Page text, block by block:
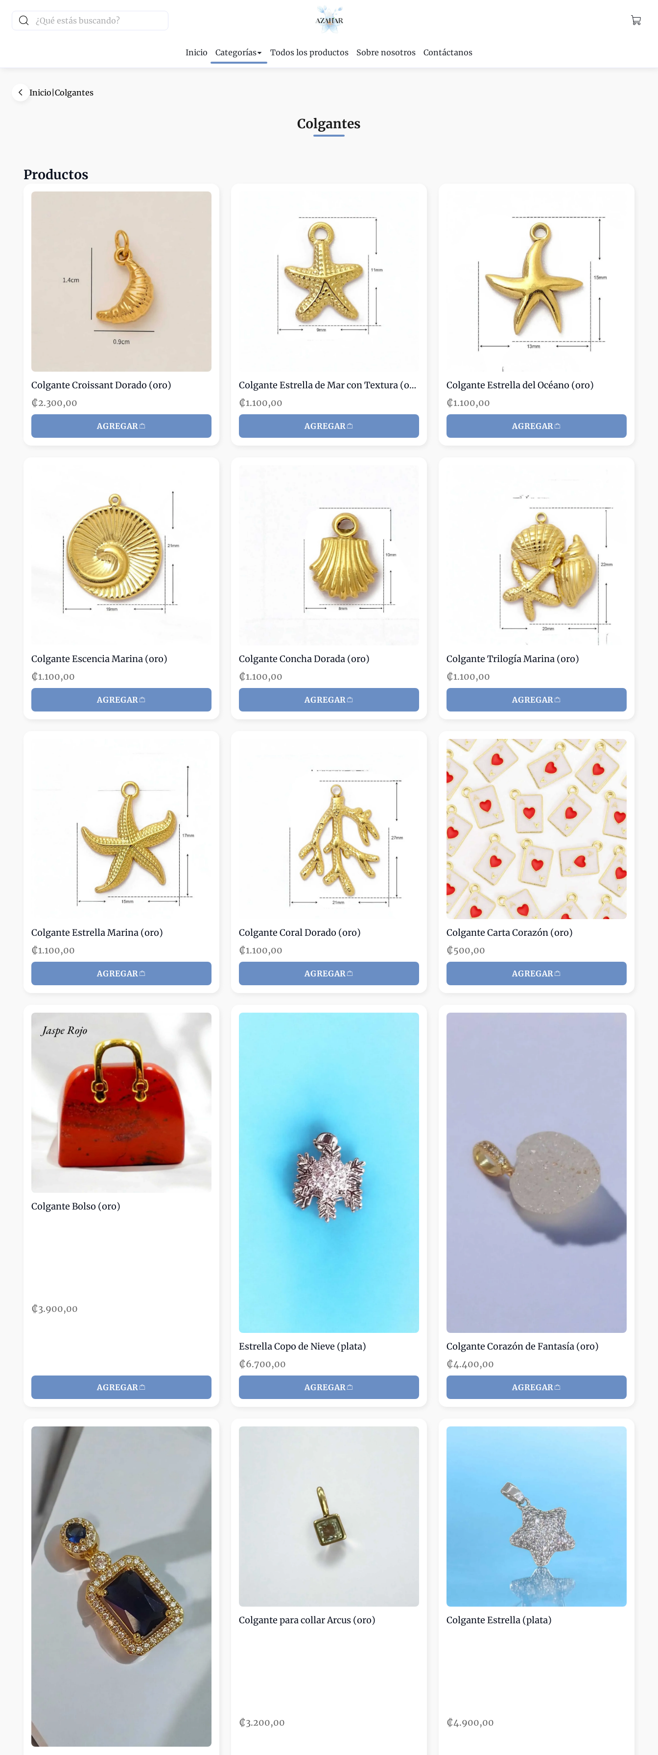
Inicio Categorías Todos los productos Sobre nosotros Contáctanos
Inicio Colgantes
Colgantes
Productos
Colgante Croissant Dorado (oro)
₡2.300,00
AGREGAR
Colgante Estrella de Mar con Textura (oro)
₡1.100,00
AGREGAR
Colgante Estrella del Océano (oro)
₡1.100,00
AGREGAR
Colgante Escencia Marina (oro)
₡1.100,00
AGREGAR
Colgante Concha Dorada (oro)
₡1.100,00
AGREGAR
Colgante Trilogía Marina (oro)
₡1.100,00
AGREGAR
Colgante Estrella Marina (oro)
₡1.100,00
AGREGAR
Colgante Coral Dorado (oro)
₡1.100,00
AGREGAR
Colgante Carta Corazón (oro)
₡500,00
AGREGAR
Colgante Bolso (oro)
₡3.900,00
AGREGAR
Estrella Copo de Nieve (plata)
₡6.700,00
AGREGAR
Colgante Corazón de Fantasía (oro)
₡4.400,00
AGREGAR
Colgante para collar Arcus (oro)
₡3.200,00
Colgante Estrella (plata)
₡4.900,00